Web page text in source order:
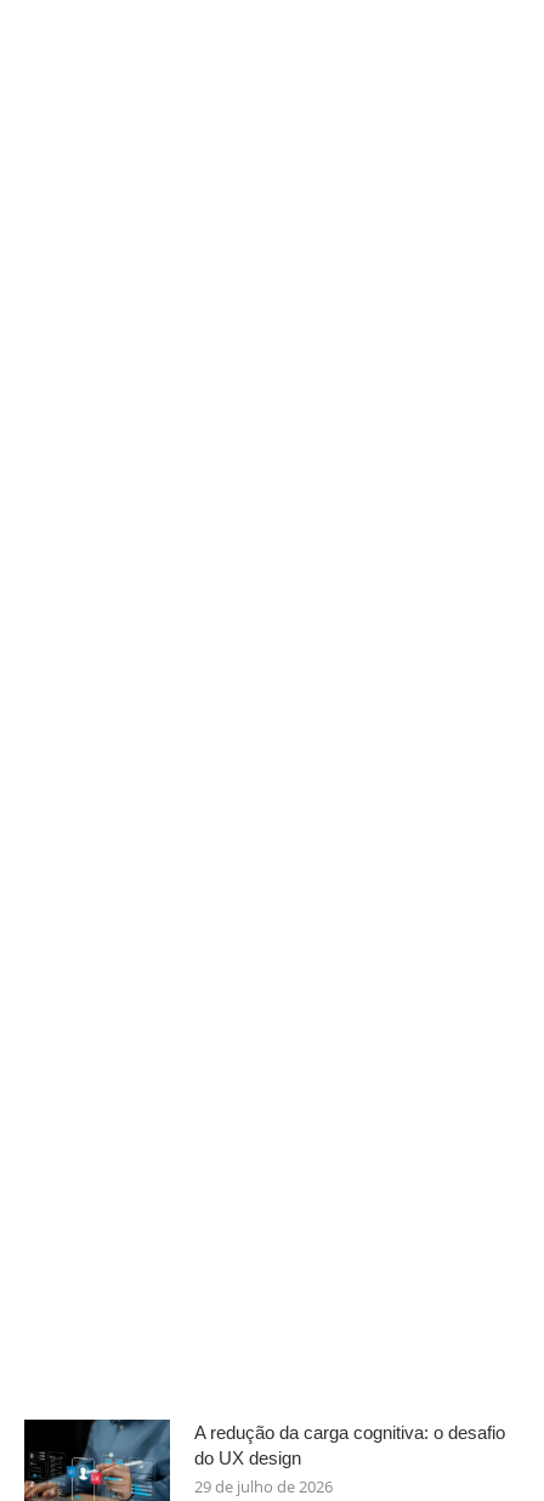
A redução da carga cognitiva: o desafio
do UX design
29 de julho de 2026